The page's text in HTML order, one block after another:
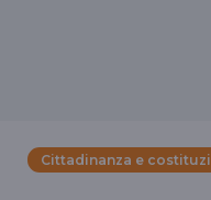
Cittadinanza e